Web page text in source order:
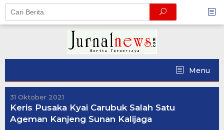
Skip
content
Menu
31 Oktober 2021
Keris Pusaka Kyai Carubuk Salah Satu
Ageman Kanjeng Sunan Kalijaga